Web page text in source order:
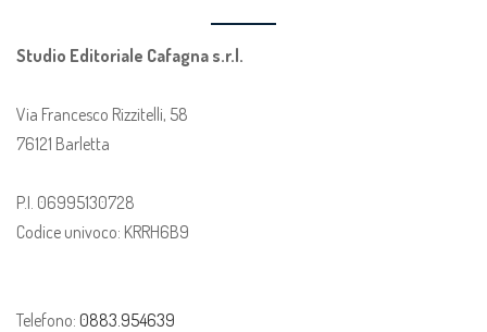
Studio Editoriale Cafagna s.r.l.
Via Francesco Rizzitelli, 58
76121 Barletta
P.I. 06995130728
Codice univoco: KRRH6B9
Telefono: 0883.954639